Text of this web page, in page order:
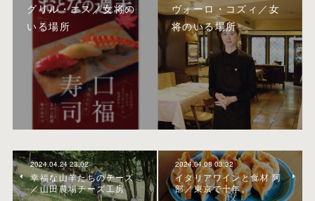
グリル・エス／女将の
いる場所
ヴォーロ・コズィ／女
将のいる場所
2024.04.24 23:02
幸福な山羊たちのチーズ
／山田農場チーズ工房
2024.04.08 03:32
イタリアワインと食材 阿
部／東京で十年。